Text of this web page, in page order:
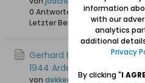
0 Antworten
31 Hits0 Likes
Letzter Beitrag
20.07.2026,
Gerhard Bietau, geb 1921
1944 Ardennen
von dekkers01
information
with our
analytics
additional
Privacy
By clicking "I